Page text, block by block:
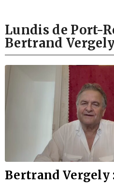
Lundis de Port-
Bertrand
Bertrand Vergely